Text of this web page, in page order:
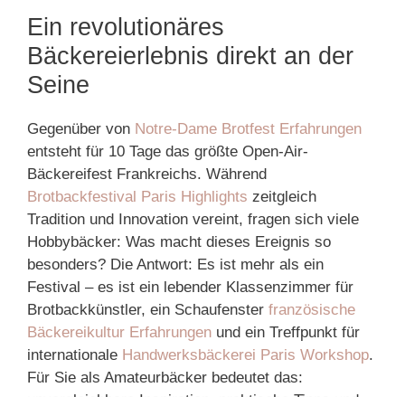
Ein revolutionäres
Bäckereierlebnis direkt an der
Seine
Gegenüber von Notre-Dame Brotfest Erfahrungen
entsteht für 10 Tage das größte Open-Air-
Bäckereifest Frankreichs. Während
Brotbackfestival Paris Highlights zeitgleich
Tradition und Innovation vereint, fragen sich viele
Hobbybäcker: Was macht dieses Ereignis so
besonders? Die Antwort: Es ist mehr als ein
Festival – es ist ein lebender Klassenzimmer für
Brotbackkünstler, ein Schaufenster französische
Bäckereikultur Erfahrungen und ein Treffpunkt für
internationale Handwerksbäckerei Paris Workshop.
Für Sie als Amateurbäcker bedeutet das: